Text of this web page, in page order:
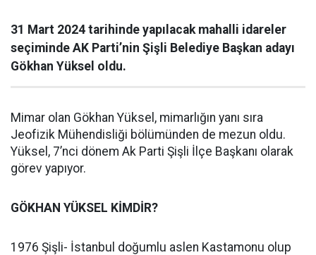
31 Mart 2024 tarihinde yapılacak mahalli idareler
seçiminde AK Parti’nin Şişli Belediye Başkan adayı
Gökhan Yüksel oldu.
Mimar olan Gökhan Yüksel, mimarlığın yanı sıra
Jeofizik Mühendisliği bölümünden de mezun oldu.
Yüksel, 7’nci dönem Ak Parti Şişli İlçe Başkanı olarak
görev yapıyor.
GÖKHAN YÜKSEL KİMDİR?
1976 Şişli- İstanbul doğumlu aslen Kastamonu olup